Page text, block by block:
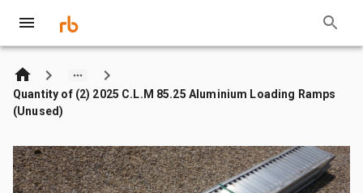
Quantity of (2) 2025 C.L.M 85.25 Aluminium Loading Ramps
(Unused)